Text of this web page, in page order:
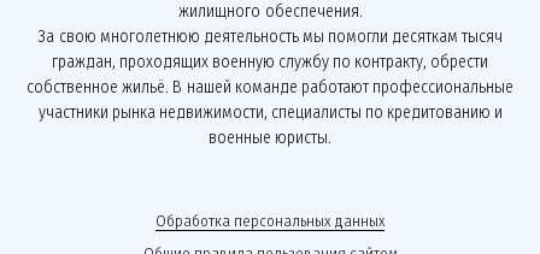
жилищного обеспечения.
За свою многолетнюю деятельность мы помогли десяткам тысяч
граждан, проходящих военную службу по контракту, обрести
собственное жильё. В нашей команде работают профессиональные
участники рынка недвижимости, специалисты по кредитованию и
военные юристы.
Обработка персональных данных